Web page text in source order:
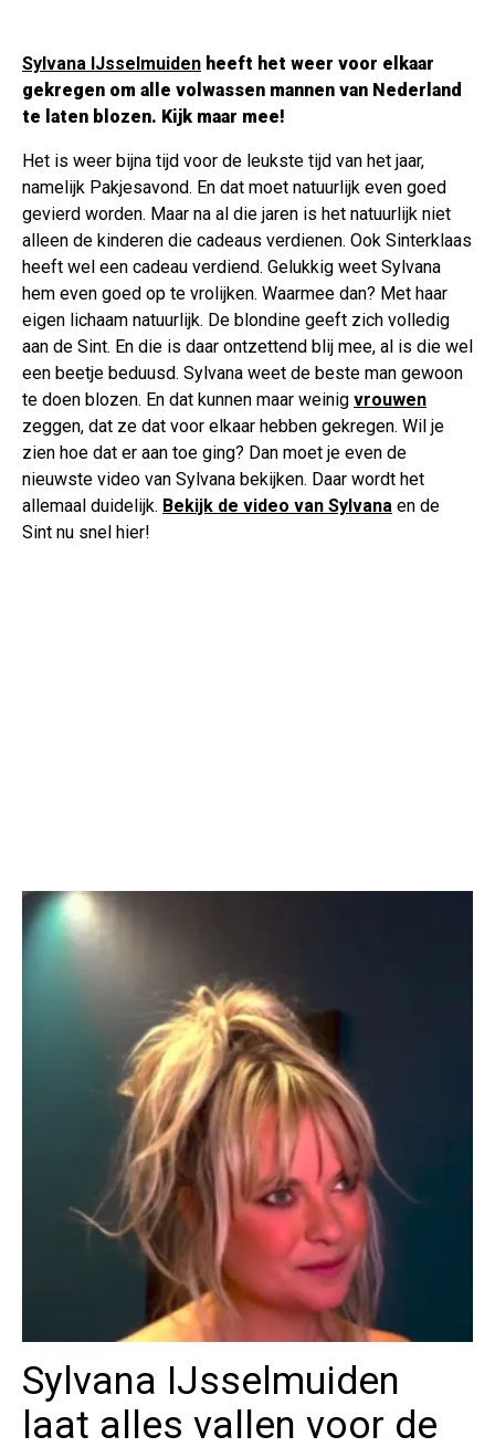
Sylvana IJsselmuiden heeft het weer voor elkaar
gekregen om alle volwassen mannen van Nederland
te laten blozen. Kijk maar mee!
Het is weer bijna tijd voor de leukste tijd van het jaar,
namelijk Pakjesavond. En dat moet natuurlijk even goed
gevierd worden. Maar na al die jaren is het natuurlijk niet
alleen de kinderen die cadeaus verdienen. Ook Sinterklaas
heeft wel een cadeau verdiend. Gelukkig weet Sylvana
hem even goed op te vrolijken. Waarmee dan? Met haar
eigen lichaam natuurlijk. De blondine geeft zich volledig
aan de Sint. En die is daar ontzettend blij mee, al is die wel
een beetje beduusd. Sylvana weet de beste man gewoon
te doen blozen. En dat kunnen maar weinig vrouwen
zeggen, dat ze dat voor elkaar hebben gekregen. Wil je
zien hoe dat er aan toe ging? Dan moet je even de
nieuwste video van Sylvana bekijken. Daar wordt het
allemaal duidelijk. Bekijk de video van Sylvana en de
Sint nu snel hier!
Sylvana IJsselmuiden
laat alles vallen voor de